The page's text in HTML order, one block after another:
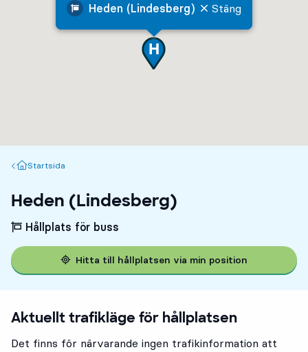
Heden (Lindesberg) Stäng
Startsida
Startsida
Heden (Lindesberg)
Hållplats för buss
Hitta till hållplatsen via min position
Aktuellt trafikläge för hållplatsen
Det finns för närvarande ingen trafikinformation att